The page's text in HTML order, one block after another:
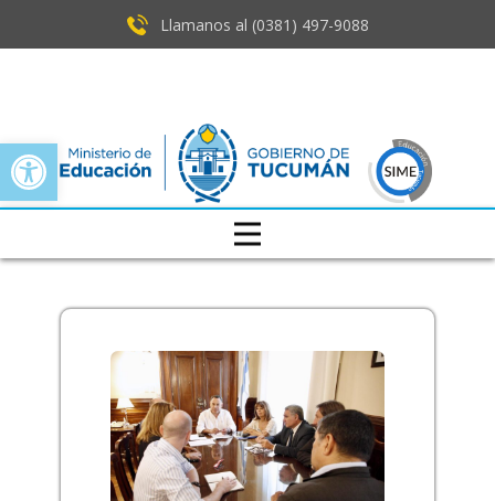
Open toolbar
Llamanos al (0381) ​497-9088